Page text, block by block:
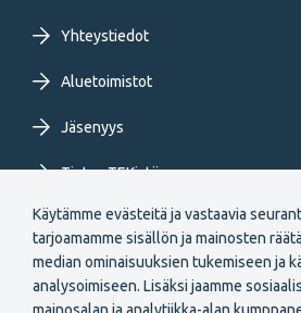
Käytämme evästeitä ja vastaavia
tarjoamamme sisällön ja mainosten
median ominaisuuksien tukemiseen ja
analysoimiseen. Lisäksi jaamme
Yhteystiedot
Aluetoimistot
Jäsenyys
Tietoa TEKistä
Extranet